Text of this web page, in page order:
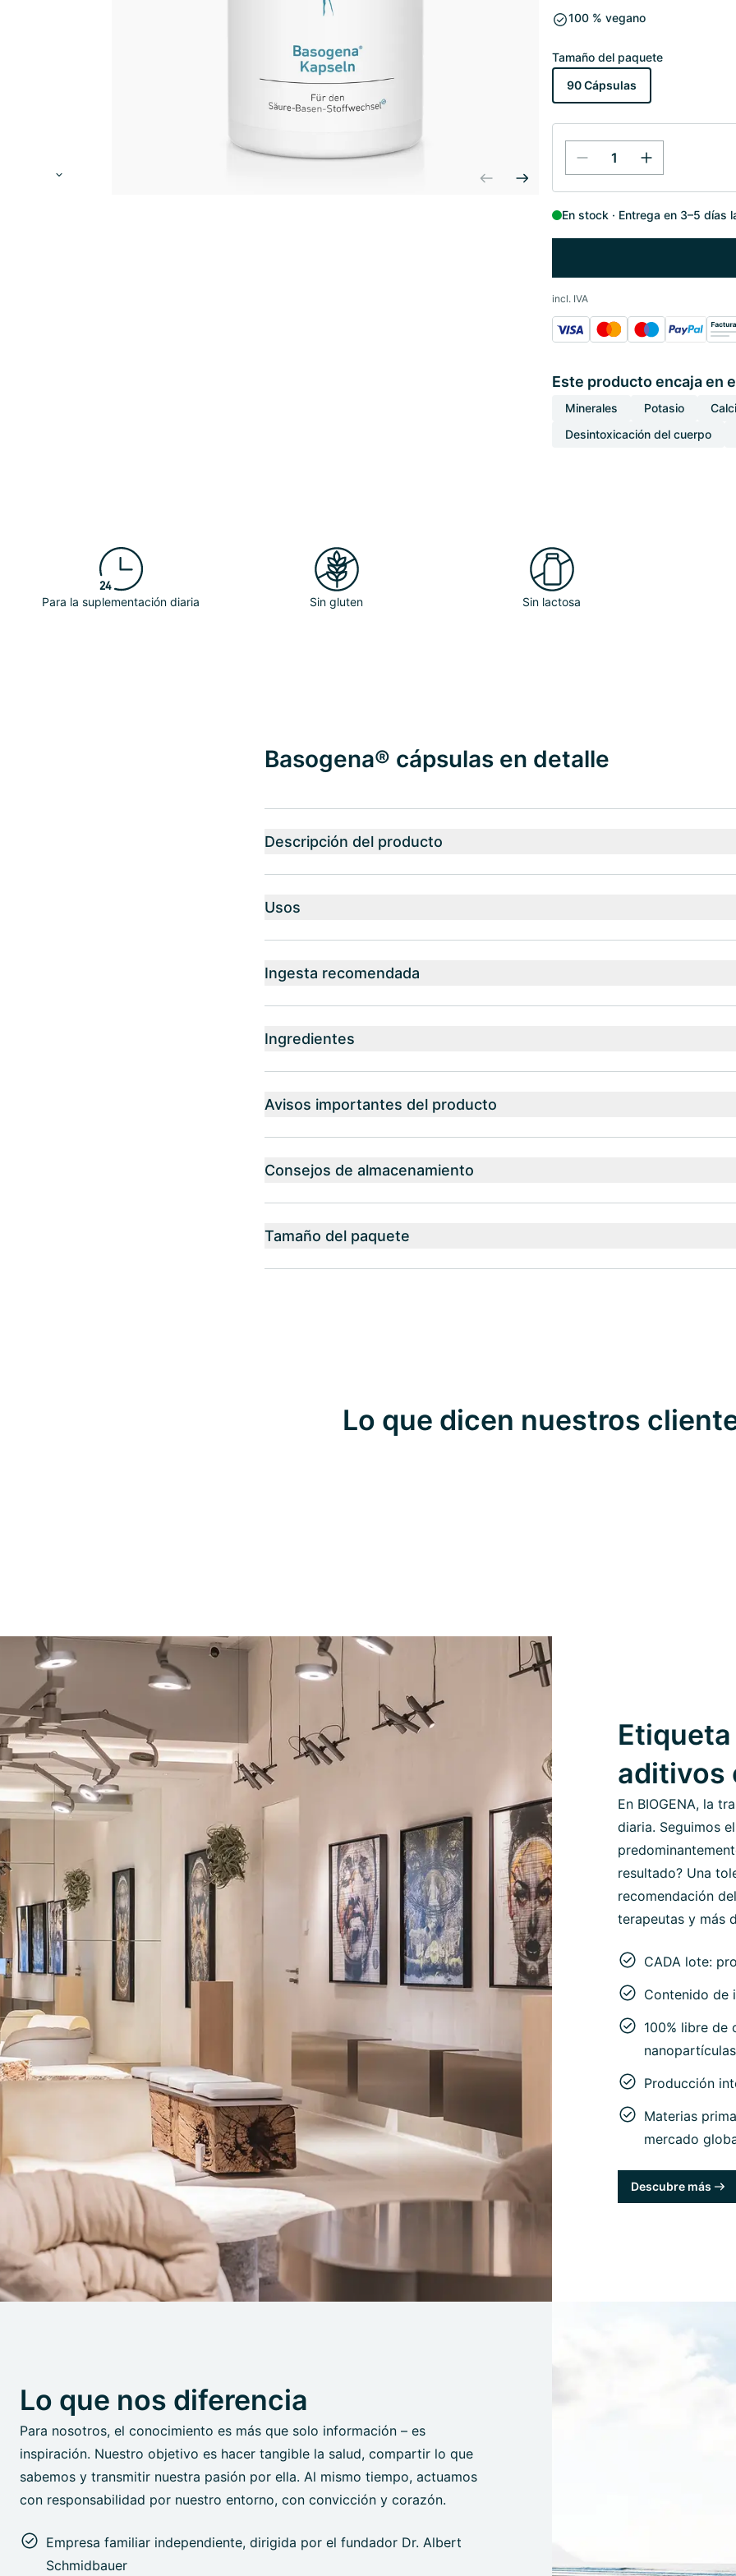
100 % vegano
Tamaño del paquete
90 Cápsulas
En stock Entrega en 3–5 días
incl. IVA
Este producto encaja en
Minerales Potasio
Desintoxicación del cuerpo
Para la suplementación diaria Sin gluten Sin lactosa
Basogena® cápsulas en detalle
Descripción del producto
Usos
Ingesta recomendada
Ingredientes
Avisos importantes del producto
Consejos de almacenamiento
Tamaño del paquete
Lo que dicen nuestros
aditivos
En BIOGENA, la
diaria. Seguimos
resultado? Una
recomendación
terapeutas y más
CADA lote:
Contenido de
100% libre de
Producción
Materias
mercado
Descubre más
Lo que nos diferencia
Para nosotros, el conocimiento es más que solo información – es
inspiración. Nuestro objetivo es hacer tangible la salud, compartir lo que
sabemos y transmitir nuestra pasión por ella. Al mismo tiempo, actuamos
con responsabilidad por nuestro entorno, con convicción y corazón.
Empresa familiar independiente, dirigida por el fundador Dr. Albert
Schmidbauer